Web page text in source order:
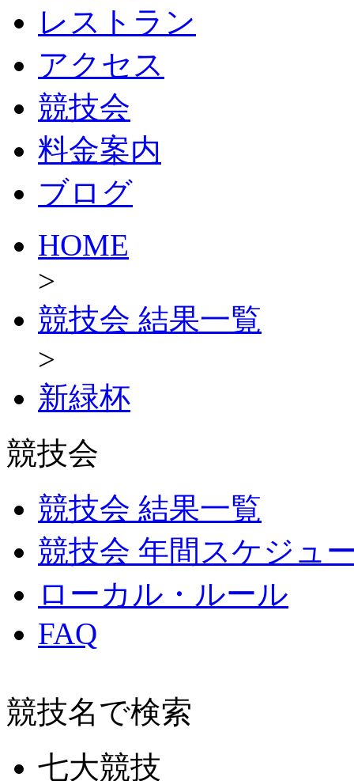
レストラン
アクセス
競技会
料金案内
ブログ
HOME
>
競技会 結果一覧
>
新緑杯
競技会
競技会 結果一覧
競技会 年間スケジュ
ローカル・ルール
FAQ
競技名で検索
七大競技